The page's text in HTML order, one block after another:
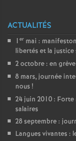
ACTUALITÉS
1 er mai :
libertés et la justice
2 octobre : en grève
8 mars, journée
nous !
24 juin 2010 :
salaires
28 septembre :
Langues vivantes :